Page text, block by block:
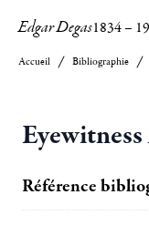
Edgar Degas1834–
Accueil Bibliographie
Référence